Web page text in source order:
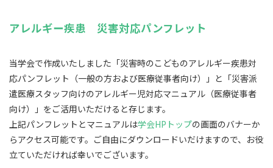
アレルギー疾患 災害対応パンフレット
当学会で作成いたしました「災害時のこどものアレルギー疾患対
応パンフレット（一般の方および医療従事者向け）」と「災害派
遣医療スタッフ向けのアレルギー児対応マニュアル（医療従事者
向け）」をご活用いただけると存じます。
上記パンフレットとマニュアルは学会HPトップの画面のバナーか
らアクセス可能です。ご自由にダウンロードいだけますので、お役
立ていただければ幸いでございます。